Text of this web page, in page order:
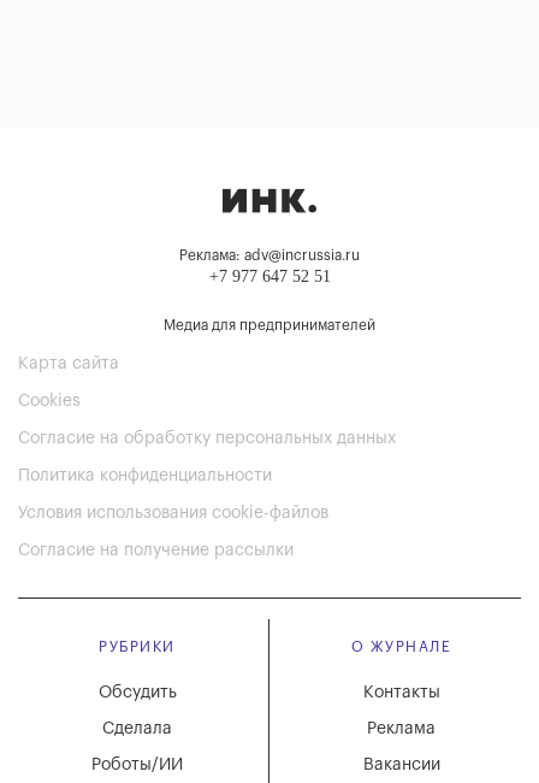
Реклама: adv@incrussia.ru
+7 977 647 52 51
Медиа для предпринимателей
Карта сайта
Cookies
Согласие на обработку персональных данных
Политика конфиденциальности
Условия использования cookie-файлов
Согласие на получение рассылки
РУБРИКИ
Обсудить
Сделала
Роботы/ИИ
О ЖУРНАЛЕ
Вакансии
Реклама
Контакты